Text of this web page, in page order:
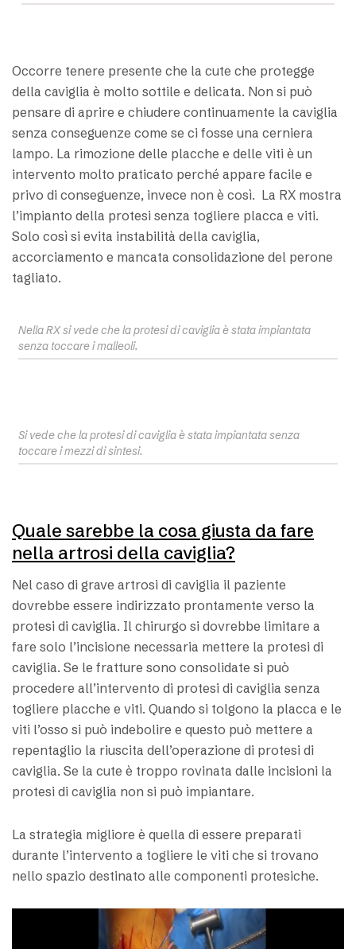
Occorre tenere presente che la cute che protegge
della caviglia è molto sottile e delicata. Non si può
pensare di aprire e chiudere continuamente la caviglia
senza conseguenze come se ci fosse una cerniera
lampo. La rimozione delle placche e delle viti è un
intervento molto praticato perché appare facile e
privo di conseguenze, invece non è così. La RX mostra
l’impianto della protesi senza togliere placca e viti.
Solo così si evita instabilità della caviglia,
accorciamento e mancata consolidazione del perone
tagliato.
Nella RX si vede che la protesi di caviglia è stata impiantata
senza toccare i malleoli.
Si vede che la protesi di caviglia è stata impiantata senza
toccare i mezzi di sintesi.
Quale sarebbe la cosa giusta da fare
nella artrosi della caviglia?
Nel caso di grave artrosi di caviglia il paziente
dovrebbe essere indirizzato prontamente verso la
protesi di caviglia. Il chirurgo si dovrebbe limitare a
fare solo l’incisione necessaria mettere la protesi di
caviglia. Se le fratture sono consolidate si può
procedere all’intervento di protesi di caviglia senza
togliere placche e viti. Quando si tolgono la placca e le
viti l’osso si può indebolire e questo può mettere a
repentaglio la riuscita dell’operazione di protesi di
caviglia. Se la cute è troppo rovinata dalle incisioni la
protesi di caviglia non si può impiantare.
La strategia migliore è quella di essere preparati
durante l’intervento a togliere le viti che si trovano
nello spazio destinato alle componenti protesiche.